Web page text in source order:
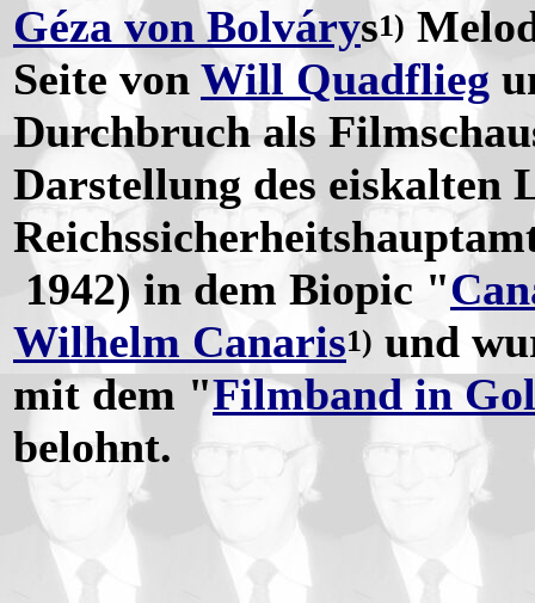
Géza von Bolvárys1)
Seite von Will Quadflieg
Durchbruch als
Darstellung des eiskalten
1942) in dem Biopic "
Wilhelm Canaris1) und
mit dem "Filmband in
belohnt.